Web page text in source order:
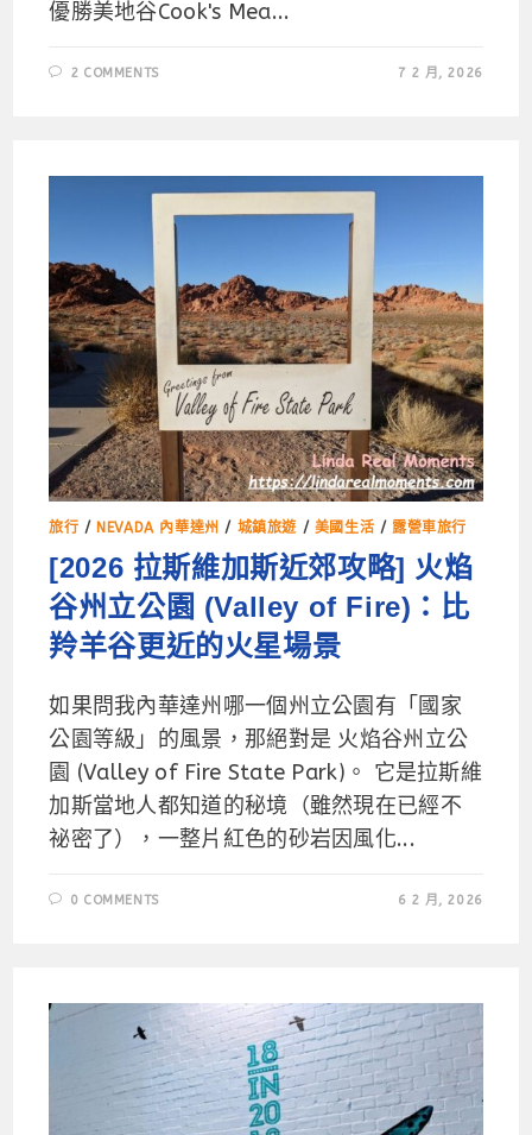
優勝美地谷Cook's Mea...
2 COMMENTS 7 2 月, 2026
旅行 / NEVADA 內華達州 / 城鎮旅遊 / 美國生活 /露營車旅行
[2026 拉斯維加斯近郊攻略] 火焰
谷州立公園 (Valley of Fire)：比
羚羊谷更近的火星場景
如果問我內華達州哪一個州立公園有「國家
公園等級」的風景，那絕對是 火焰谷州立公
園 (Valley of Fire State Park)。 它是拉斯維
加斯當地人都知道的秘境（雖然現在已經不
祕密了），一整片紅色的砂岩因風化...
0 COMMENTS 6 2 月, 2026